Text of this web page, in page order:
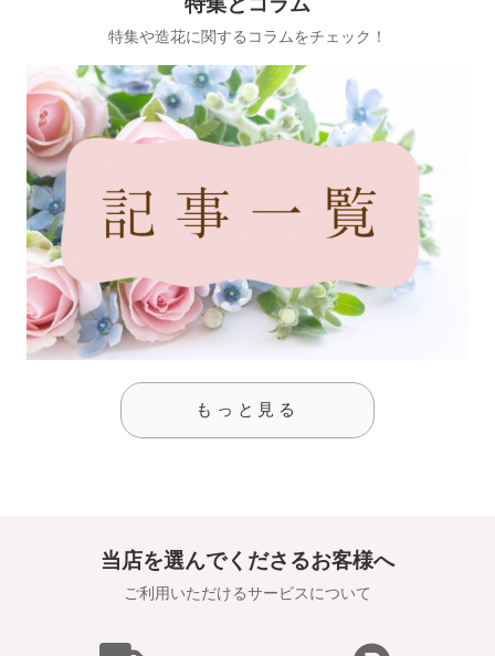
特集や造花に関するコラムをチェック！
もっと見る
当店を選んでくださるお客様へ
ご利用いただけるサービスについて